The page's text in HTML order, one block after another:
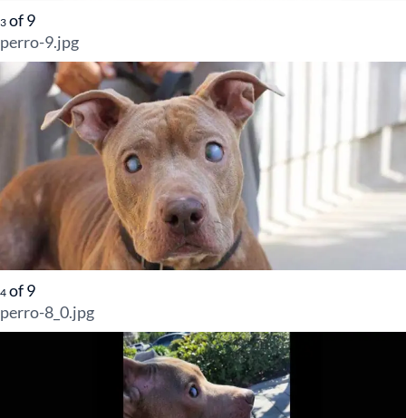
3 of9
perro-9.jpg
4 of9
perro-8_0.jpg